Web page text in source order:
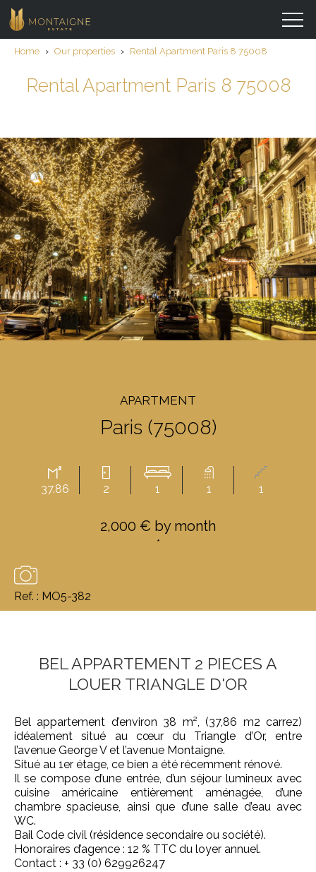
APARTMENT
Paris (75008)
37.86 2 1 1 1
2,000 € by month
*
Ref. : MO5-382
Home › Our properties › Rental Apartment Paris 8 75008
Rental Apartment Paris 8 75008
BEL APPARTEMENT 2 PIECES A
LOUER TRIANGLE D'OR
Bel appartement d’environ 38 m², (37,86 m2 carrez)
idéalement situé au cœur du Triangle d’Or, entre
l’avenue George V et l’avenue Montaigne.
Situé au 1er étage, ce bien a été récemment rénové.
Il se compose d’une entrée, d’un séjour lumineux avec
cuisine américaine entièrement aménagée, d’une
chambre spacieuse, ainsi que d’une salle d’eau avec
WC.
Bail Code civil (résidence secondaire ou société).
Honoraires d’agence : 12 % TTC du loyer annuel.
Contact : + 33 (0) 629926247